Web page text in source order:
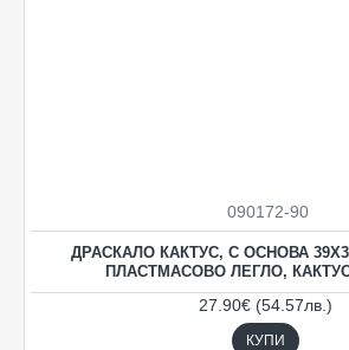
090172-90
ДРАСКАЛО КАКТУС, С ОСНОВА
ПЛАСТМАСОВО ЛЕГЛО,
27.90€ (54.57лв.)
КУПИ